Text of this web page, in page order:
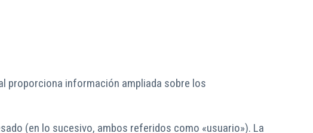
proporciona información ampliada sobre los
(en lo sucesivo, ambos referidos como «usuario»). La